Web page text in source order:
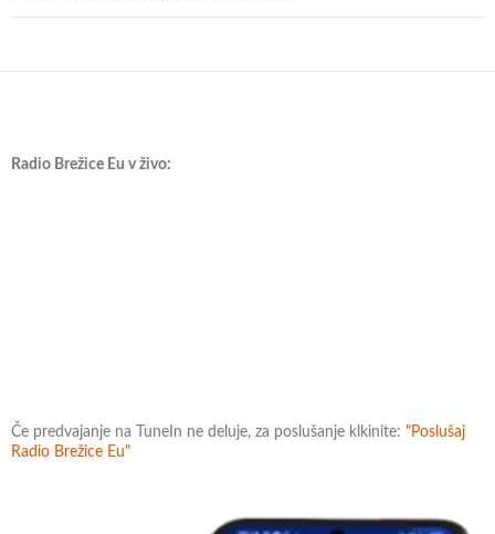
Radio Brežice Eu v živo:
Če predvajanje na TuneIn ne deluje, za poslušanje klkinite: "Poslušaj
Radio Brežice Eu"